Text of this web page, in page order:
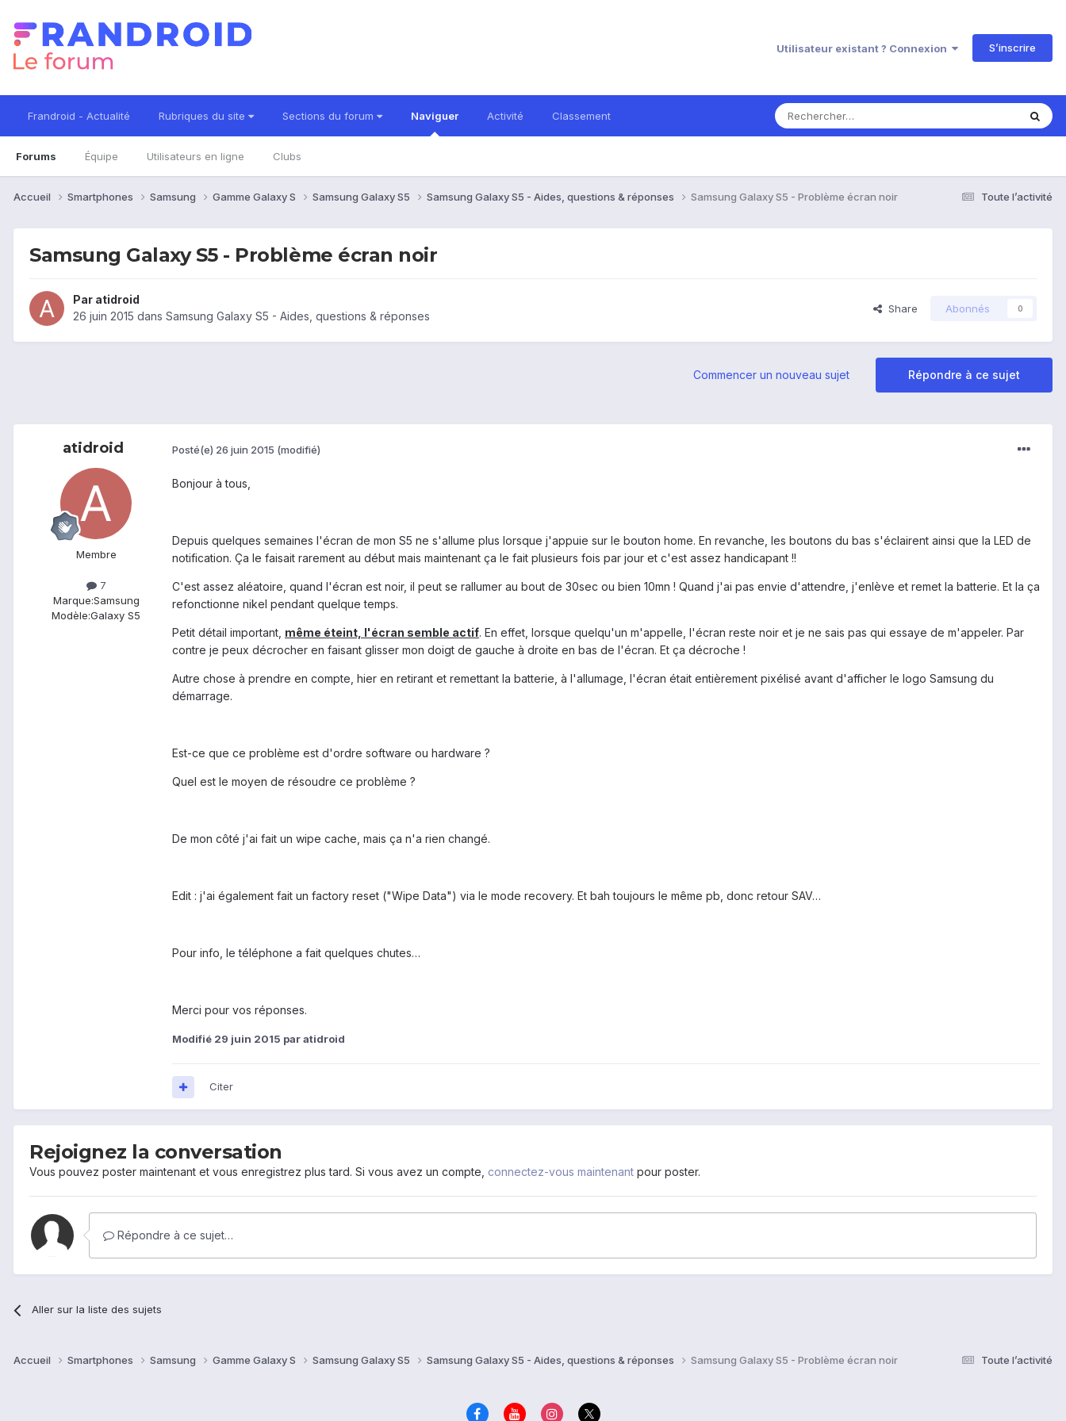
Utilisateur existant ? Connexion S’inscrire
Frandroid - Actualité Rubriques du site Sections du forum Naviguer
Forums Équipe Utilisateurs en ligne Clubs
Activité Classement
Toute l’activité
Accueil Smartphones Samsung Gamme Galaxy S Samsung Galaxy S5 Samsung Galaxy S5 - Aides, questions & réponses Samsung Galaxy S5 - Problème écran noir
Samsung Galaxy S5 - Problème écran noir
Par atidroid
26 juin 2015 dans Samsung Galaxy S5 - Aides, questions & réponses
Share Abonnés 0
Répondre à ce sujet
Commencer un nouveau sujet
atidroid
Membre
7
Marque:Samsung
Modèle:Galaxy S5
Posté(e) 26 juin 2015 (modifié)
Bonjour à tous,
Depuis quelques semaines l'écran de mon S5 ne s'allume plus lorsque j'appuie sur le bouton home. En revanche, les boutons du bas s'éclairent ainsi que la LED de
notification. Ça le faisait rarement au début mais maintenant ça le fait plusieurs fois par jour et c'est assez handicapant !!
C'est assez aléatoire, quand l'écran est noir, il peut se rallumer au bout de 30sec ou bien 10mn ! Quand j'ai pas envie d'attendre, j'enlève et remet la batterie. Et la ça
refonctionne nikel pendant quelque temps.
Petit détail important, même éteint, l'écran semble actif. En effet, lorsque quelqu'un m'appelle, l'écran reste noir et je ne sais pas qui essaye de m'appeler. Par
contre je peux décrocher en faisant glisser mon doigt de gauche à droite en bas de l'écran. Et ça décroche !
Autre chose à prendre en compte, hier en retirant et remettant la batterie, à l'allumage, l'écran était entièrement pixélisé avant d'afficher le logo Samsung du
démarrage.
Est-ce que ce problème est d'ordre software ou hardware ?
Quel est le moyen de résoudre ce problème ?
De mon côté j'ai fait un wipe cache, mais ça n'a rien changé.
Edit : j'ai également fait un factory reset ("Wipe Data") via le mode recovery. Et bah toujours le même pb, donc retour SAV…
Pour info, le téléphone a fait quelques chutes…
Merci pour vos réponses.
Modifié 29 juin 2015 par atidroid
Citer
Rejoignez la conversation
Vous pouvez poster maintenant et vous enregistrez plus tard. Si vous avez un compte, connectez-vous maintenant pour poster.
Répondre à ce sujet…
Aller sur la liste des sujets
Toute l’activité
Accueil Smartphones Samsung Gamme Galaxy S Samsung Galaxy S5 Samsung Galaxy S5 - Aides, questions & réponses Samsung Galaxy S5 - Problème écran noir